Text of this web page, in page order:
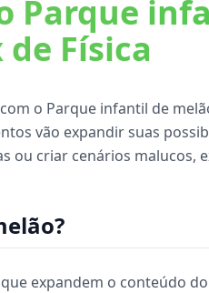
Parque
Física
o Parque infantil de
vão expandir suas
ou criar cenários malucos,
expandem o conteúdo